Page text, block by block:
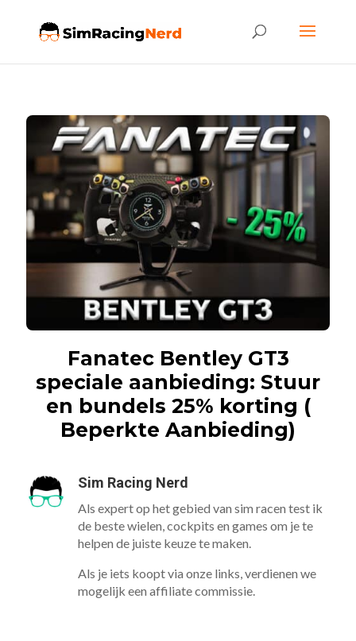
Fanatec Bentley GT3
speciale aanbieding: Stuur
en bundels 25% korting (
Beperkte Aanbieding)
Sim Racing Nerd
Als expert op het gebied van sim racen test ik
de beste wielen, cockpits en games om je te
helpen de juiste keuze te maken.
Als je iets koopt via onze links, verdienen we
mogelijk een affiliate commissie.